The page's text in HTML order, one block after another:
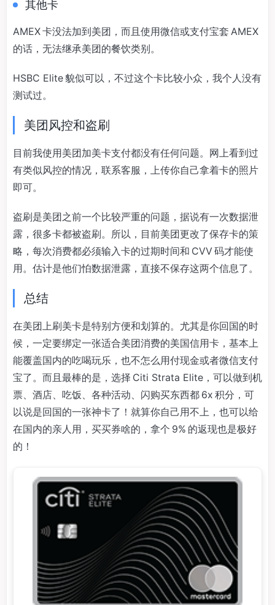
其他卡
AMEX 卡没法加到美团，而且使用微信或支付宝套 AMEX
的话，无法继承美团的餐饮类别。
HSBC Elite 貌似可以，不过这个卡比较小众，我个人没有
测试过。
美团风控和盗刷
目前我使用美团加美卡支付都没有任何问题。网上看到过
有类似风控的情况，联系客服，上传你自己拿着卡的照片
即可。
盗刷是美团之前一个比较严重的问题，据说有一次数据泄
露，很多卡都被盗刷。所以，目前美团更改了保存卡的策
略，每次消费都必须输入卡的过期时间和 CVV 码才能使
用。估计是他们怕数据泄露，直接不保存这两个信息了。
总结
在美团上刷美卡是特别方便和划算的。尤其是你回国的时
候，一定要绑定一张适合美团消费的美国信用卡，基本上
能覆盖国内的吃喝玩乐，也不怎么用付现金或者微信支付
宝了。而且最棒的是，选择 Citi Strata Elite，可以做到机
票、酒店、吃饭、各种活动、闪购买东西都 6x 积分，可
以说是回国的一张神卡了！就算你自己用不上，也可以给
在国内的亲人用，买买券啥的，拿个 9% 的返现也是极好
的！